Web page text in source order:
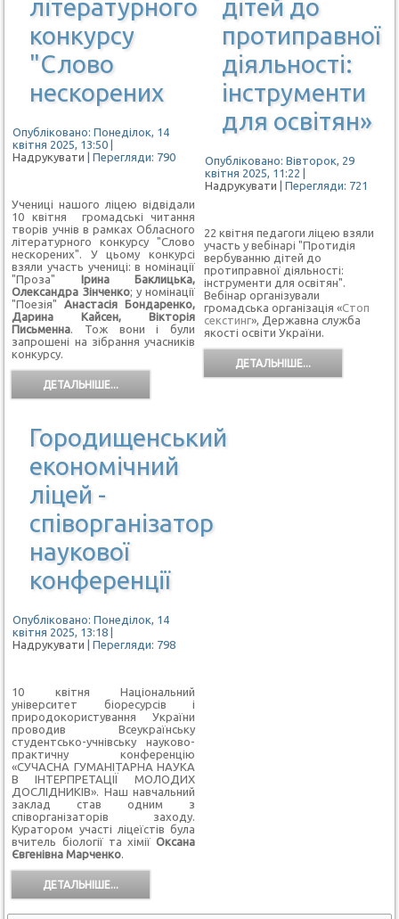
літературного
конкурсу
"Слово
нескорених
Опубліковано: Понеділок, 14
квітня 2025, 13:50 |
Надрукувати | Перегляди: 790
Учениці нашого ліцею відвідали
10 квітня громадські читання
творів учнів в рамках Обласного
літературного конкурсу "Слово
нескорених". У цьому конкурсі
взяли участь учениці: в номінації
"Проза" Ірина Баклицька,
Олександра Зінченко; у номінації
"Поезія"Анастасія Бондаренко,
Дарина Кайсен, Вікторія
Письменна. Тож вони і були
запрошені на зібрання учасників
конкурсу.
ДЕТАЛЬНІШЕ...
дітей до
протиправної
діяльності:
інструменти
для освітян»
Опубліковано: Вівторок, 29
квітня 2025, 11:22 |
Надрукувати | Перегляди: 721
22 квітня педагоги ліцею взяли
участь у вебінарі "Протидія
вербуванню дітей до
протиправної діяльності:
інструменти для освітян".
Вебінар організували
громадська організація «Стоп
секстинг», Державна служба
якості освіти України.
ДЕТАЛЬНІШЕ...
Городищенський
економічний
ліцей -
співорганізатор
наукової
конференції
Опубліковано: Понеділок, 14
квітня 2025, 13:18 |
Надрукувати | Перегляди: 798
10 квітня Національний
університет біоресурсів і
природокористування України
проводив Всеукраїнську
студентсько-учнівську науково-
практичну конференцію
«СУЧАСНА ГУМАНІТАРНА НАУКА
В ІНТЕРПРЕТАЦІЇ МОЛОДИХ
ДОСЛІДНИКІВ». Наш навчальний
заклад став одним з
співорганізаторів заходу.
Куратором участі ліцеїстів була
вчитель біології та хімії Оксана
Євгенівна Марченко.
ДЕТАЛЬНІШЕ...